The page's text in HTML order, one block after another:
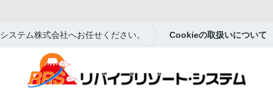
ステム株式会社へお任せください。 Cookieの取扱いについて